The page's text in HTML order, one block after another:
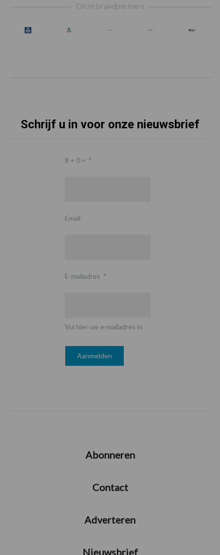
Onze brandpartners
Schrijf u in voor onze nieuwsbrief
8 + 0 = *
Email
E-mailadres *
Vul hier uw e-mailadres in
Abonneren
Contact
Adverteren
Nieuwsbrief